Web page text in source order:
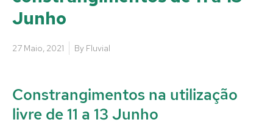
Junho
27 Maio, 2021 By Fluvial
Constrangimentos na utilização
livre de 11 a 13 Junho